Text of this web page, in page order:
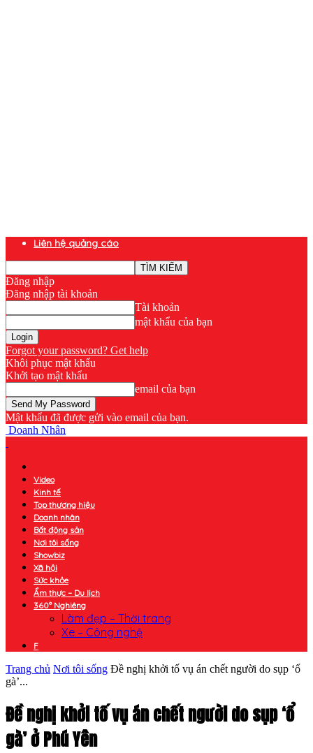
Liên hệ quảng cáo
Đăng nhập
Đăng nhập tài khoản
Tài khoản
mật khẩu của bạn
Forgot your password? Get help
Khôi phục mật khẩu
Khởi tạo mật khẩu
email của bạn
Mật khẩu đã được gửi vào email của bạn.
Doanh Nhân
Video
Kinh tế
Top thương hiệu
Doanh nhân
Bất động sản
Nơi tôi sống
Showbiz
Xã hội
Sức khỏe
Ẩm thực – Du lịch
360° Nghiêng
Làm đẹp – Thời trang
Xe – Công nghệ
F
Trang chủ Nơi tôi sống Đề nghị khởi tố vụ án chết người do sụp ‘ổ
gà’...
Đề nghị khởi tố vụ án chết người do sụp ‘ổ
gà’ ở Phú Yên